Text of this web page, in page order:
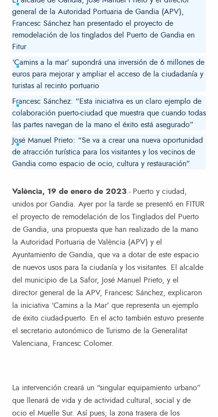
general de la Autoridad Portuaria de Gandia (APV),
Francesc Sánchez han presentado el proyecto de
remodelación de los tinglados del Puerto de Gandia en
Fitur
‘Camins a la mar’ supondrá una inversión de 6 millones de
euros para mejorar y ampliar el acceso de la ciudadanía y
turistas al recinto portuario
Francesc Sánchez: “Esta iniciativa es un claro ejemplo de
colaboración puerto-ciudad que muestra que cuando todas
las partes navegan de la mano el éxito está asegurado”
José Manuel Prieto: “Se va a crear una nueva oportunidad
de atracción turística para los visitantes y los vecinos de
Gandia como espacio de ocio, cultura y restauración”
València, 19 de enero de 2023 .- Puerto y ciudad,
unidos por Gandia. Ayer por la tarde se presentó en FITUR
el proyecto de remodelación de los Tinglados del Puerto
de Gandia, una propuesta que han realizado de la mano
la Autoridad Portuaria de València (APV) y el
Ayuntamiento de Gandia, que va a dotar de este espacio
de nuevos usos para la ciudanía y los visitantes. El alcalde
del municipio de La Safor, José Manuel Prieto, y el
director general de la APV, Francesc Sánchez, explicaron
la iniciativa ‘Camins a la Mar’ que representa un ejemplo
de éxito ciudad-puerto. En el acto también estuvo presente
el secretario autonómico de Turismo de la Generalitat
Valenciana, Francesc Colomer.
La intervención creará un “singular equipamiento urbano”
que llenará de vida y de actividad cultural, social y de
ocio el Muelle Sur. Así pues, la zona trasera de los